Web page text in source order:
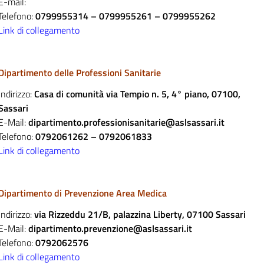
0799955314 – 0799955261 – 0799955262
di collegamento
delle Professioni Sanitarie
Casa di comunità via Tempio n. 5, 4° piano, 07100,
Mail:dipartimento.professionisanitarie@aslsassari.it
0792061262 – 0792061833
di collegamento
di Prevenzione Area Medica
via Rizzeddu 21/B, palazzina Liberty, 07100 Sassari
Mail:dipartimento.prevenzione@aslsassari.it
0792062576
di collegamento